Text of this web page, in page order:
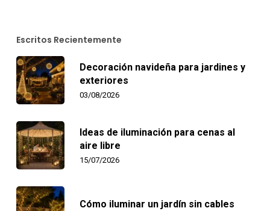
Escritos Recientemente
Decoración navideña para jardines y
exteriores
03/08/2026
Ideas de iluminación para cenas al
aire libre
15/07/2026
Cómo iluminar un jardín sin cables